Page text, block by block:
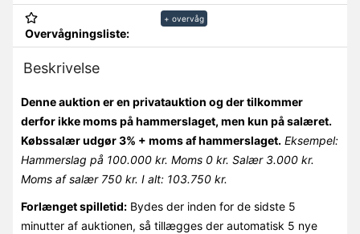
Overvågningsliste:
+ overvåg
Beskrivelse
Denne auktion er en privatauktion og der tilkommer
derfor ikke moms på hammerslaget, men kun på salæret.
Købssalær udgør 3% + moms af hammerslaget. Eksempel:
Hammerslag på 100.000 kr. Moms 0 kr. Salær 3.000 kr.
Moms af salær 750 kr. I alt: 103.750 kr.
Forlænget spilletid:Bydes der inden for de sidste 5
minutter af auktionen, så tillægges der automatisk 5 nye